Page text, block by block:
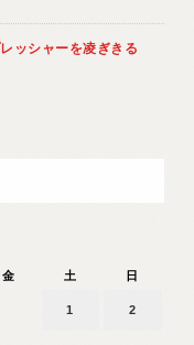
ッシャーを凌ぎきる
金 土 日
1 2